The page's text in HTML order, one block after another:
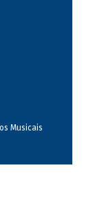
Musicais